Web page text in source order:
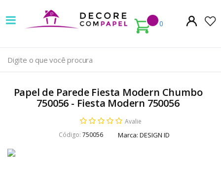
0
Decore
com
papel
é
pioneira
em
venda
Papel de Parede Fiesta Modern Chumbo
750056 - Fiesta Modern 750056
Avalie
Código: 750056 Marca: DESIGN ID